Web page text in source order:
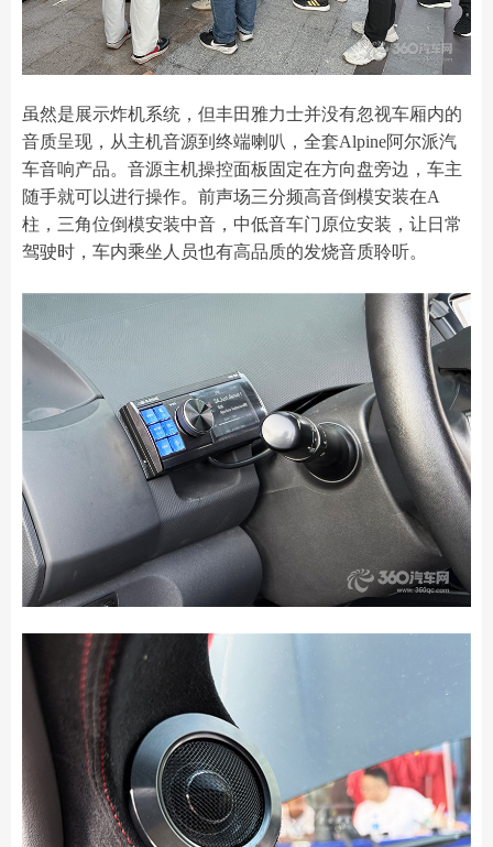
虽然是展示炸机系统，但丰田雅力士并没有忽视车厢内的
音质呈现，从主机音源到终端喇叭，全套Alpine阿尔派汽
车音响产品。音源主机操控面板固定在方向盘旁边，车主
随手就可以进行操作。前声场三分频高音倒模安装在A
柱，三角位倒模安装中音，中低音车门原位安装，让日常
驾驶时，车内乘坐人员也有高品质的发烧音质聆听。